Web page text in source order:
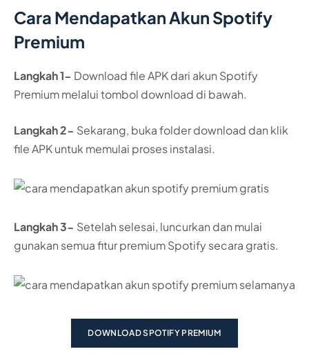
Cara Mendapatkan Akun Spotify
Premium
Langkah 1- Download file APK dari akun Spotify
Premium melalui tombol download di bawah.
Langkah 2- Sekarang, buka folder download dan klik
file APK untuk memulai proses instalasi.
Langkah 3- Setelah selesai, luncurkan dan mulai
gunakan semua fitur premium Spotify secara gratis.
DOWNLOAD SPOTIFY PREMIUM